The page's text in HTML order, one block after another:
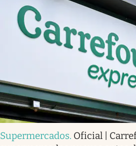
Supermercados. Oficial |